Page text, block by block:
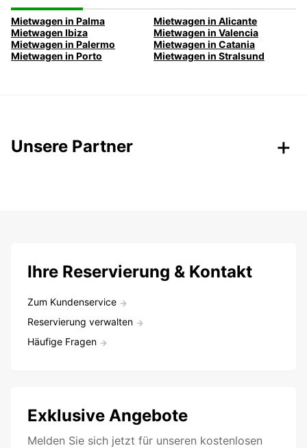
Mietwagen in Palma
Mietwagen in Alicante
Mietwagen Ibiza
Mietwagen in Valencia
Mietwagen in Palermo
Mietwagen in Catania
Mietwagen in Porto
Mietwagen in Stralsund
Unsere Partner
Ihre Reservierung & Kontakt
Zum Kundenservice
Reservierung verwalten
Häufige Fragen
Exklusive Angebote
Melden Sie sich jetzt für unseren kostenlosen